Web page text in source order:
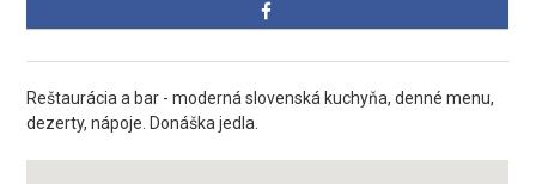
Reštaurácia a bar - moderná slovenská kuchyňa, denné menu,
dezerty, nápoje. Donáška jedla.